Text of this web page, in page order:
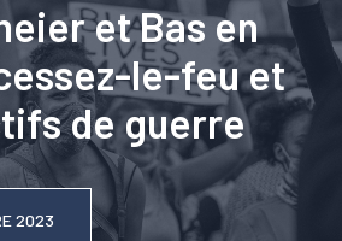
et Bas en
le-feu et
de guerre
2023